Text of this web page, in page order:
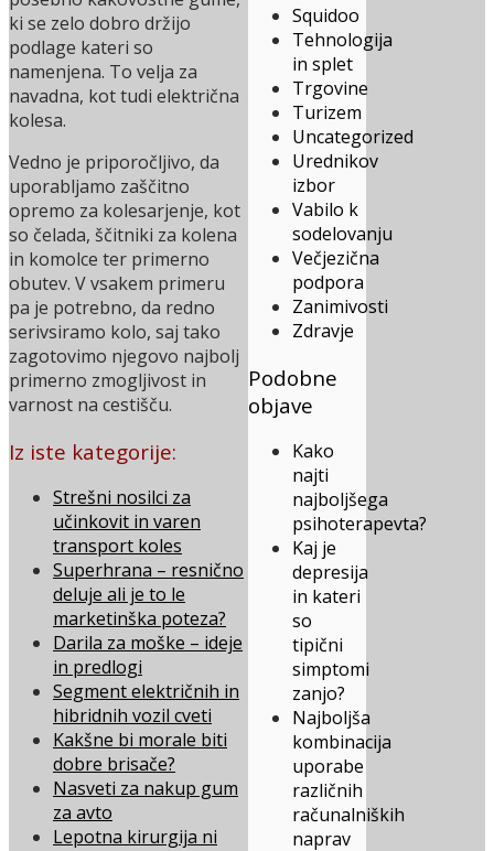
Squidoo
Tehnologija
in splet
Trgovine
Turizem
Uncategorized
Urednikov
izbor
Vabilo k
sodelovanju
Večjezična
podpora
Zanimivosti
Zdravje
Podobne
objave
Kako
najti
najboljšega
psihoterapevta?
Kaj je
depresija
in kateri
so
tipični
simptomi
zanjo?
Najboljša
kombinacija
uporabe
različnih
računalniških
naprav
ki se zelo dobro držijo
podlage kateri so
namenjena. To velja za
navadna, kot tudi električna
kolesa.
Vedno je priporočljivo, da
uporabljamo zaščitno
opremo za kolesarjenje, kot
so čelada, ščitniki za kolena
in komolce ter primerno
obutev. V vsakem primeru
pa je potrebno, da redno
serivsiramo kolo, saj tako
zagotovimo njegovo najbolj
primerno zmogljivost in
varnost na cestišču.
Iz iste kategorije:
Strešni nosilci za
učinkovit in varen
transport koles
Superhrana – resnično
deluje ali je to le
marketinška poteza?
Darila za moške – ideje
in predlogi
Segment električnih in
hibridnih vozil cveti
Kakšne bi morale biti
dobre brisače?
Nasveti za nakup gum
za avto
Lepotna kirurgija ni